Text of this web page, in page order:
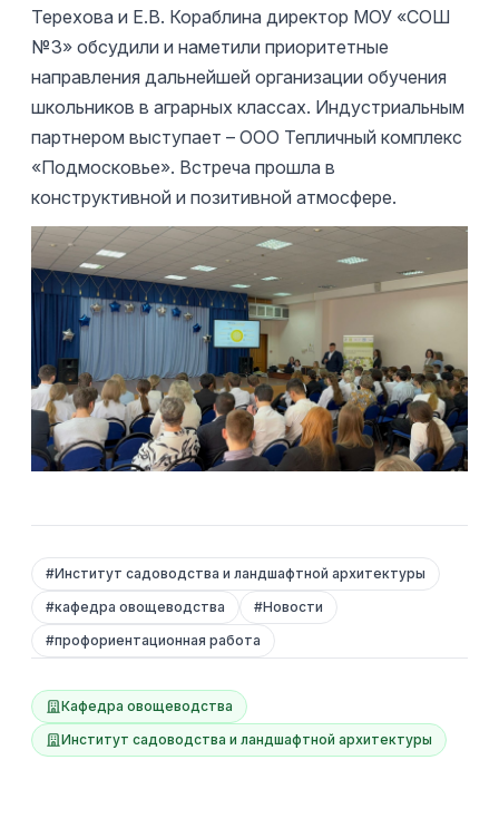
Терехова и Е.В. Кораблина директор МОУ «СОШ
№3» обсудили и наметили приоритетные
направления дальнейшей организации обучения
школьников в аграрных классах. Индустриальным
партнером выступает – ООО Тепличный комплекс
«Подмосковье». Встреча прошла в
конструктивной и позитивной атмосфере.
#Институт садоводства и ландшафтной архитектуры
#кафедра овощеводства #Новости
#профориентационная работа
Кафедра овощеводства
Институт садоводства и ландшафтной архитектуры